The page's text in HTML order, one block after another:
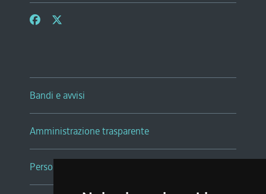
Bandi e avvisi
Amministrazione trasparente
Persone e Uffici